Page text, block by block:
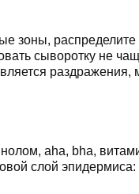
зоны,
сыворотку не
раздражения,
aha, bha,
слой эпидермиса: